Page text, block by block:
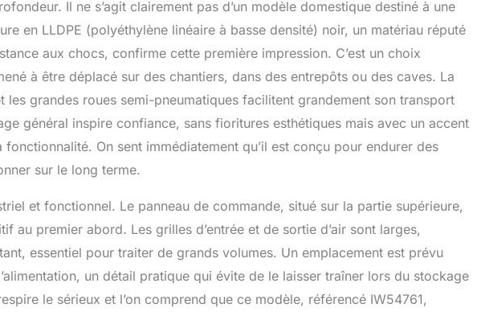
verrouillables et 2 grandes roues de 19,5 cm pour un déplacement
sans effort d'une pièce à l'autre, d'un chantier à l'autre, et même du
bas des escaliers à l'étage. ★CONVIENT À DIVERS CONTEXTES★Le
déshumidificateur professionnel est idéal pour la restauration des
dégâts d'eau, l'élimination de l'excès d'eau et le séchage rapide dans
divers endroits tels que les chantiers de construction, les entrepôts,
les sous-sols, les caves à vin, les gymnases, les salles informatiques,
les ateliers et les usines.
Il ne s’agit clairement pas d’un modèle domestique destiné à une
en LLDPE (polyéthylène linéaire à basse densité) noir, un matériau réputé
aux chocs, confirme cette première impression. C’est un choix
à être déplacé sur des chantiers, dans des entrepôts ou des caves. La
les grandes roues semi-pneumatiques facilitent grandement son transport
général inspire confiance, sans fioritures esthétiques mais avec un accent
On sent immédiatement qu’il est conçu pour endurer des
sur le long terme.
et fonctionnel. Le panneau de commande, situé sur la partie supérieure,
au premier abord. Les grilles d’entrée et de sortie d’air sont larges,
essentiel pour traiter de grands volumes. Un emplacement est prévu
un détail pratique qui évite de le laisser traîner lors du stockage
le sérieux et l’on comprend que ce modèle, référencé IW54761,